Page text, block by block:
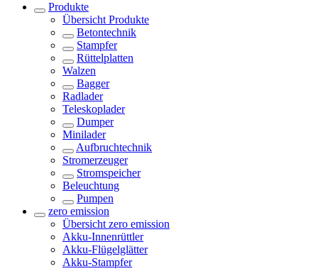
Produkte
Übersicht Produkte
Betontechnik
Stampfer
Rüttelplatten
Walzen
Bagger
Radlader
Teleskoplader
Dumper
Minilader
Aufbruchtechnik
Stromerzeuger
Stromspeicher
Beleuchtung
Pumpen
zero emission
Übersicht zero emission
Akku-Innenrüttler
Akku-Flügelglätter
Akku-Stampfer